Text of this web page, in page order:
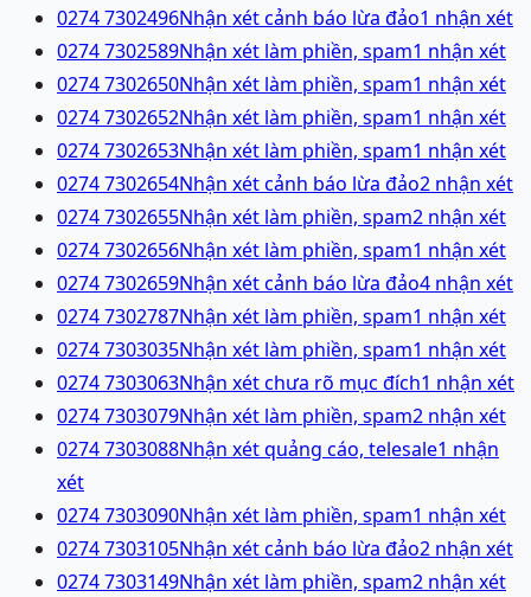
0274 7302496Nhận xét cảnh báo lừa đảo1 nhận xét
0274 7302589Nhận xét làm phiền, spam1 nhận xét
0274 7302650Nhận xét làm phiền, spam1 nhận xét
0274 7302652Nhận xét làm phiền, spam1 nhận xét
0274 7302653Nhận xét làm phiền, spam1 nhận xét
0274 7302654Nhận xét cảnh báo lừa đảo2 nhận xét
0274 7302655Nhận xét làm phiền, spam2 nhận xét
0274 7302656Nhận xét làm phiền, spam1 nhận xét
0274 7302659Nhận xét cảnh báo lừa đảo4 nhận xét
0274 7302787Nhận xét làm phiền, spam1 nhận xét
0274 7303035Nhận xét làm phiền, spam1 nhận xét
0274 7303063Nhận xét chưa rõ mục đích1 nhận xét
0274 7303079Nhận xét làm phiền, spam2 nhận xét
0274 7303088Nhận xét quảng cáo, telesale1 nhận
xét
0274 7303090Nhận xét làm phiền, spam1 nhận xét
0274 7303105Nhận xét cảnh báo lừa đảo2 nhận xét
0274 7303149Nhận xét làm phiền, spam2 nhận xét